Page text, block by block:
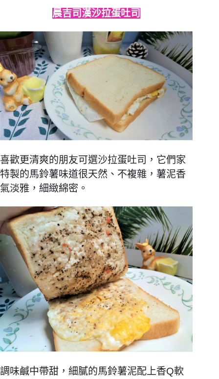
晨吉司漢沙拉蛋吐司
喜歡更清爽的朋友可選沙拉蛋吐司，它們家
特製的馬鈴薯味道很天然、不複雜，薯泥香
氣淡雅，細緻綿密。
調味鹹中帶甜，細膩的馬鈴薯泥配上香Q軟